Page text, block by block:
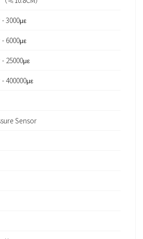
3000με
6000με
25000με
400000με
Sensor